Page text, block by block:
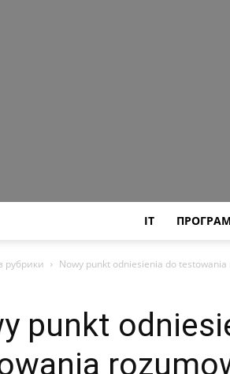
IT
рубрики Nowy punkt odniesienia do
punkt